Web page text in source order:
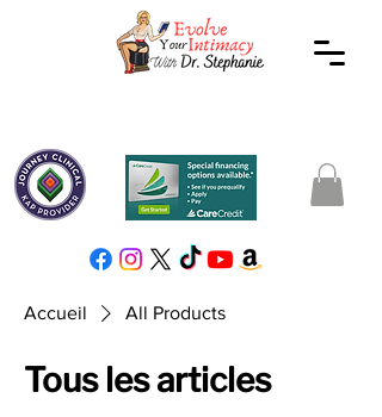
Accueil All Products
Tous les articles